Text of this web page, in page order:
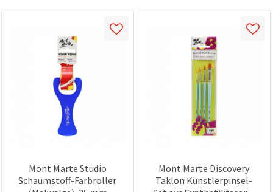
Mont Marte Studio
Schaumstoff-Farbroller
Mont Marte Discovery
Taklon Künstlerpinsel-